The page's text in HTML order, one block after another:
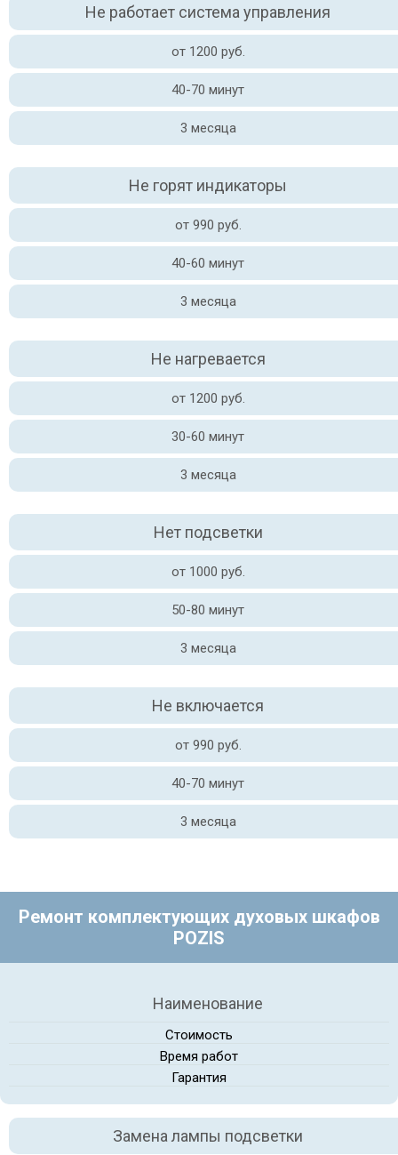
Не работает система управления
от 1200 руб.
40-70 минут
3 месяца
Не горят индикаторы
от 990 руб.
40-60 минут
3 месяца
Не нагревается
от 1200 руб.
30-60 минут
3 месяца
Нет подсветки
от 1000 руб.
50-80 минут
3 месяца
Не включается
от 990 руб.
40-70 минут
3 месяца
Ремонт комплектующих духовых шкафов
POZIS
Наименование
Стоимость
Время работ
Гарантия
Замена лампы подсветки